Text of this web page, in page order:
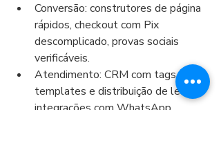
Conversão: construtores de página
rápidos, checkout com Pix
descomplicado, provas sociais
verificáveis.
Atendimento: CRM com tags,
templates e distribuição de leads;
integrações com WhatsApp.